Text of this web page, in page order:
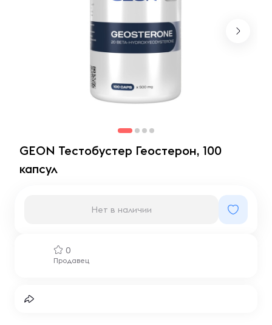
GEON Тестобустер Геостерон, 100
капсул
0
Продавец
Нет в наличии